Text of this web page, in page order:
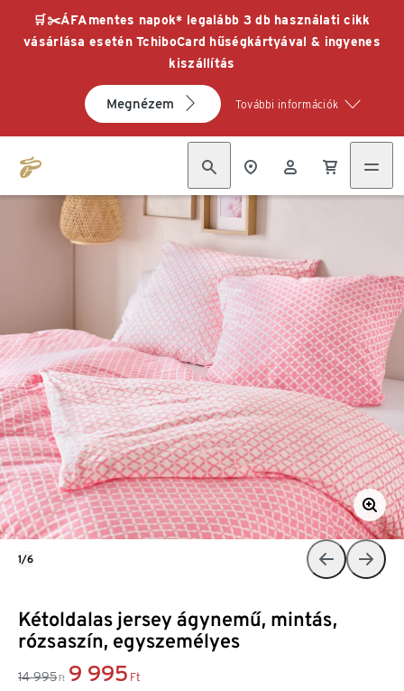
🛒✂️ÁFAmentes napok* legalább 3 db használati cikk
vásárlása esetén TchiboCard hűségkártyával & ingyenes
kiszállítás
Megnézem További információk
Kétoldalas jersey ágynemű, mintás,
rózsaszín, egyszemélyes
14 995 Ft 9 995 Ft
1/6